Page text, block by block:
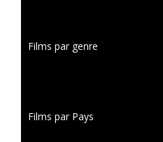
Films par genre
Films par Pays